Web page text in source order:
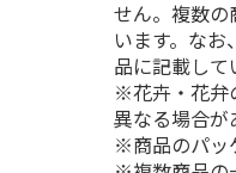
せん。複数の
います。な
品に記載して
※花卉・花弁
異なる場合が
※商品のパッ